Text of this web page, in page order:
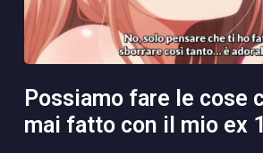
possiamo fare le cose che non ho
mai fatto con il mio ex 1